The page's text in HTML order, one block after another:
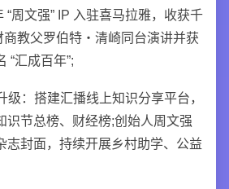
“周文强” IP 入驻喜马拉雅，收获千
教父罗伯特・清崎同台演讲并获
“汇成百年”;
级：搭建汇播线上知识分享平台，
识节总榜、财经榜;创始人周文强
志封面，持续开展乡村助学、公益